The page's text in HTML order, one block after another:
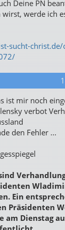
Deine PN
wirst, werde ich
sucht-christ.de/
ist mir noch
verbot
den Fehler ...
Ein
Präsidenten
am Dienstag